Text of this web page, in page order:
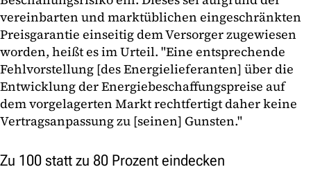
vereinbarten und marktüblichen eingeschränkten
Preisgarantie einseitig dem Versorger zugewiesen
worden, heißt es im Urteil. "Eine entsprechende
Fehlvorstellung [des Energielieferanten] über die
Entwicklung der Energiebeschaffungspreise auf
dem vorgelagerten Markt rechtfertigt daher keine
Vertragsanpassung zu [seinen] Gunsten."
Zu 100 statt zu 80 Prozent eindecken